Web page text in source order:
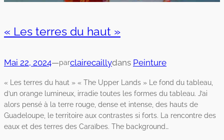
« Les terres du haut »
Mai 22, 2024—parclairecaillydans Peinture
« Les terres du haut » « The Upper Lands » Le fond du tableau,
d’un orange lumineux, irradie toutes les formes du tableau. J’ai
alors pensé à la terre rouge, dense et intense, des hauts de
Guadeloupe, le territoire aux contrastes si forts. La rencontre des
eaux et des terres des Caraïbes. The background…